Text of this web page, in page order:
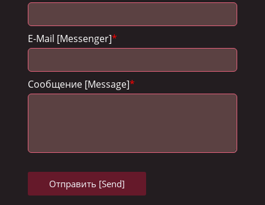
E-Mail [Messenger]*
Сообщение [Message]*